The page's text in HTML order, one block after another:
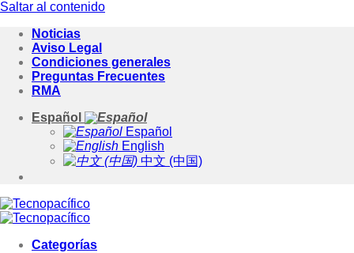
Saltar al contenido
Noticias
Aviso Legal
Condiciones generales
Preguntas Frecuentes
RMA
Español
Español
English
中文 (中国)
Categorías